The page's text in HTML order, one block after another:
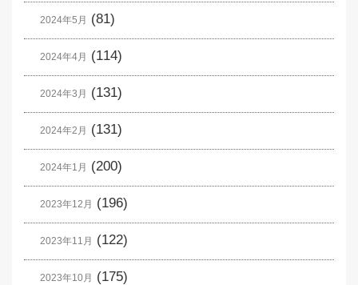
2024年5月 (81)
2024年4月 (114)
2024年3月 (131)
2024年2月 (131)
2024年1月 (200)
2023年12月 (196)
2023年11月 (122)
2023年10月 (175)